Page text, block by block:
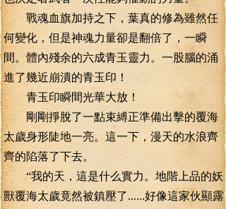
戰魂血旗加持之下，葉真的修為雖然任
何變化，但是神魂力量卻是翻倍了，一瞬
間。體內殘余的六成青玉靈力。一股腦的涌
進了幾近崩潰的青玉印！
青玉印瞬間光華大放！
剛剛掙脫了一點束縛正準備出擊的覆海
太歲身形陡地一亮。這一下，漫天的水浪齊
齊的陷落了下去。
“我的天，這是什么實力。地階上品的妖
獸覆海太歲竟然被鎮壓了......好像這家伙顯露